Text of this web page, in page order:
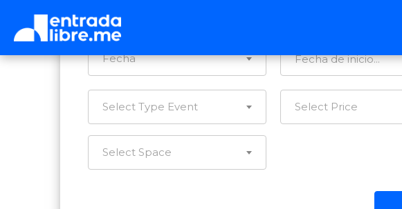
Fecha
Select Type Event Select Price
Select Space